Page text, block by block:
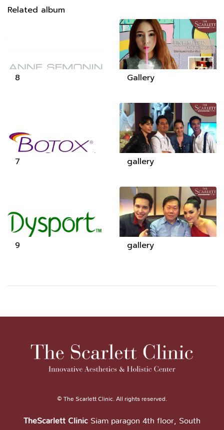
Related album
8 Gallery
7 gallery
9 gallery
© The Scarlett Clinic. All rights reserved.
TheScarlett Clinic Siam paragon 4th floor, South